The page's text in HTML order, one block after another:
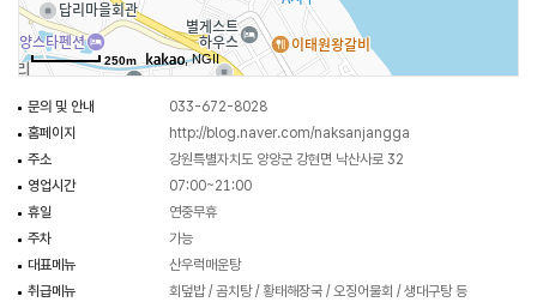
250m , NGII
문의 및 안내
033-672-8028
홈페이지
http://blog.naver.com/naksanjangga
주소
강원특별자치도 양양군 강현면 낙산사로 32
영업시간
07:00~21:00
휴일
연중무휴
주차
가능
대표메뉴
산우럭매운탕
취급메뉴
회덮밥 / 곰치탕 / 황태해장국 / 오징어물회 / 생대구탕 등